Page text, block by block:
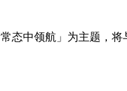
态中领航」为主题，